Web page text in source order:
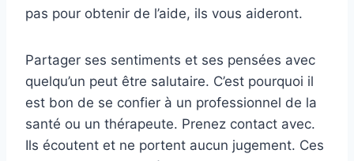
pas pour obtenir de l’aide, ils vous aideront.
Partager ses sentiments et ses pensées avec
quelqu’un peut être salutaire. C’est pourquoi il
est bon de se confier à un professionnel de la
santé ou un thérapeute. Prenez contact avec.
Ils écoutent et ne portent aucun jugement. Ces